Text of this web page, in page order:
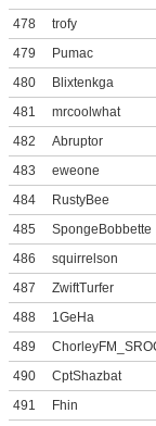
478
trofy
479
Pumac
480
Blixtenkga
481
mrcoolwhat
482
Abruptor
483
eweone
484
RustyBee
485
SpongeBobbette
486
squirrelson
487
ZwiftTurfer
488
1GeHa
489
490
CptShazbat
491
Fhin